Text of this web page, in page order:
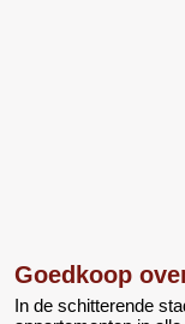
Goedkoop
In de schitterende